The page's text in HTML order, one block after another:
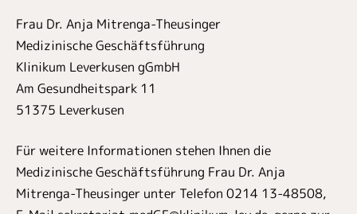
Frau Dr. Anja Mitrenga-Theusinger
Medizinische Geschäftsführung
Klinikum Leverkusen gGmbH
Am Gesundheitspark 11
51375 Leverkusen
Für weitere Informationen stehen Ihnen die
Medizinische Geschäftsführung Frau Dr. Anja
Mitrenga-Theusinger unter Telefon 0214 13-48508,